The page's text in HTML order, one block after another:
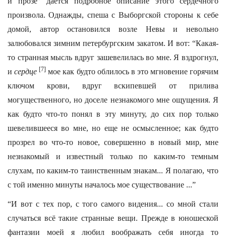
произвола. Однажды, спеша с Выборгской стороны к себе
домой, автор остановился возле Невы и невольно
залюбовался зимним петербургским закатом. И вот: “Какая-
то странная мысль вдруг зашевелилась во мне. Я вздрогнул,
исердце [7] мое как будто облилось в это мгновение горячим
ключом крови, вдруг вскипевшей от прилива
могущественного, но доселе незнакомого мне ощущения. Я
как будто что-то понял в эту минуту, до сих пор только
шевелившееся во мне, но еще не осмысленное; как будто
прозрел во что-то новое, совершенно в новый мир, мне
незнакомый и известный только по каким-то темным
слухам, по каким-то таинственным знакам... Я полагаю, что
с той именно минуты началось мое существование ...”
“И вот с тех пор, с того самого видения... со мной стали
случаться всё такие странные вещи. Прежде в юношеской
фантазии моей я любил воображать себя иногда то